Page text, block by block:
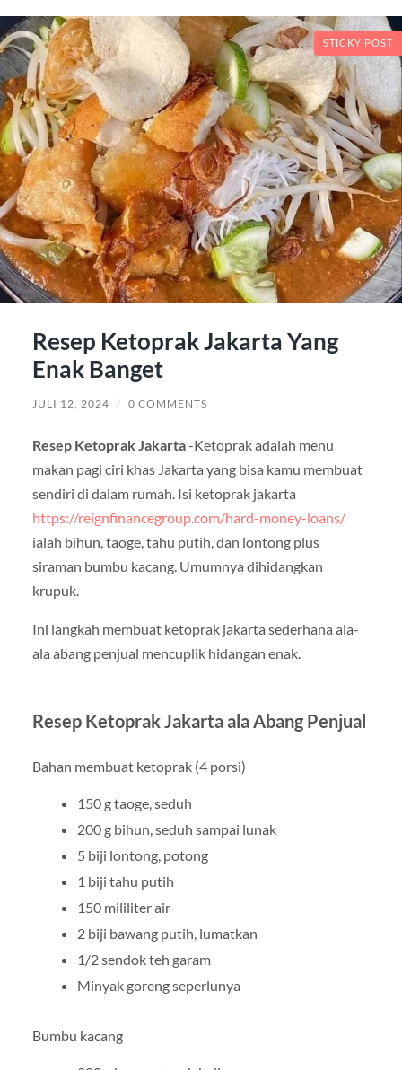
STICKY POST
Resep Ketoprak Jakarta Yang
Enak Banget
JULI 12, 2024 / 0 COMMENTS
Resep Ketoprak Jakarta-Ketoprak adalah menu
makan pagi ciri khas Jakarta yang bisa kamu membuat
sendiri di dalam rumah. Isi ketoprak jakarta
https://reignfinancegroup.com/hard-money-loans/
ialah bihun, taoge, tahu putih, dan lontong plus
siraman bumbu kacang. Umumnya dihidangkan
krupuk.
Ini langkah membuat ketoprak jakarta sederhana ala-
ala abang penjual mencuplik hidangan enak.
Resep Ketoprak Jakarta ala Abang Penjual
Bahan membuat ketoprak (4 porsi)
150 g taoge, seduh
200 g bihun, seduh sampai lunak
5 biji lontong, potong
1 biji tahu putih
150 mililiter air
2 biji bawang putih, lumatkan
1/2 sendok teh garam
Minyak goreng seperlunya
Bumbu kacang